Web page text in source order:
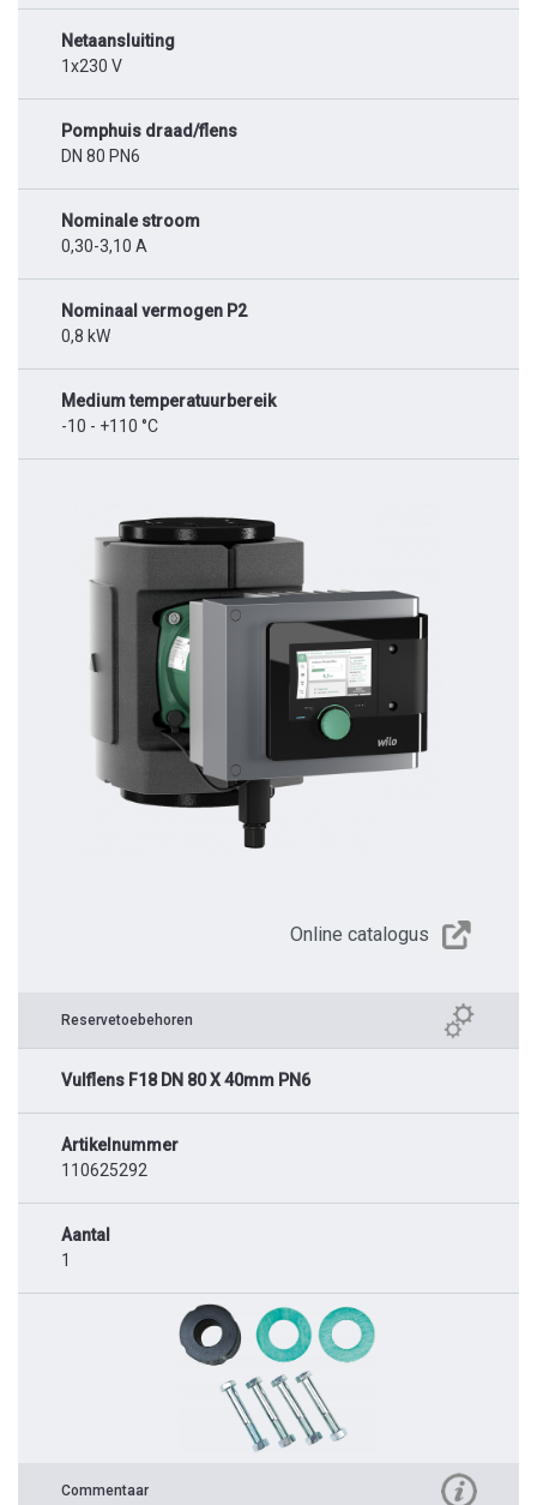
Netaansluiting
1x230 V
Pomphuis draad/flens
DN 80 PN6
Nominale stroom
0,30-3,10 A
Nominaal vermogen P2
0,8 kW
Medium temperatuurbereik
-10 - +110 °C
Online catalogus
Reservetoebehoren
Vulflens F18 DN 80 X 40mm PN6
Artikelnummer
110625292
Aantal
1
Commentaar